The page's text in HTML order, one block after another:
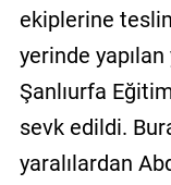
ekiplerine
yerinde
Şanlıurfa
sevk edildi.
yaralılardan